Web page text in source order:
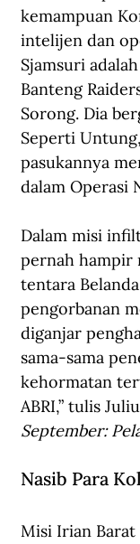
kemampuan
intelijen dan
Sjamsuri
Banteng
Sorong. Dia
Seperti
pasukannya
dalam Operasi
Dalam misi
pernah hampir
tentara
pengorbanan
diganjar
sama-sama
kehormatan
ABRI,” tulis
September:
Nasib Para
Misi Irian